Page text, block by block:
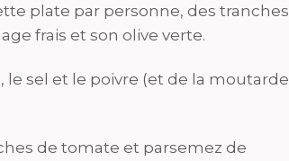
plate par personne, des tranches
frais et son olive verte.
le sel et le poivre (et de la moutarde
de tomate et parsemez de